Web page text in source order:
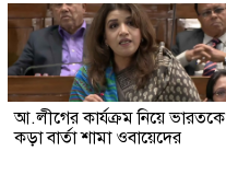
আ.লীগের কার্যক্রম নিয়ে ভারতকে
কড়া বার্তা শামা ওবায়েদের